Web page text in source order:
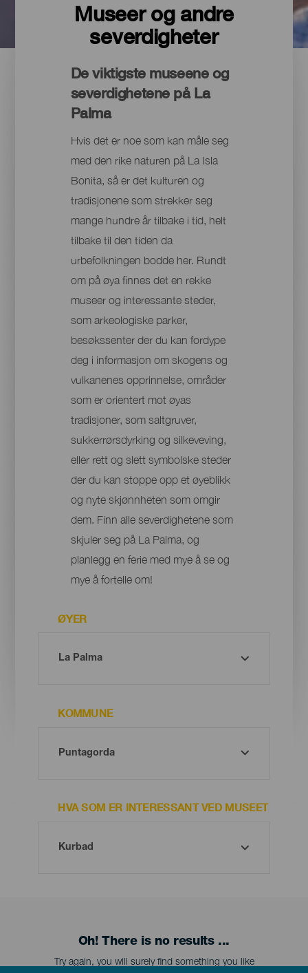
Museer og andre
severdigheter
De viktigste museene og
severdighetene på La
Palma
Hvis det er noe som kan måle seg
med den rike naturen på La Isla
Bonita, så er det kulturen og
tradisjonene som strekker seg
mange hundre år tilbake i tid, helt
tilbake til den tiden da
urbefolkningen bodde her. Rundt
om på øya finnes det en rekke
museer og interessante steder,
som arkeologiske parker,
besøkssenter der du kan fordype
deg i informasjon om skogens og
vulkanenes opprinnelse, områder
som er orientert mot øyas
tradisjoner, som saltgruver,
sukkerrørsdyrking og silkeveving,
eller rett og slett symbolske steder
der du kan stoppe opp et øyeblikk
og nyte skjønnheten som omgir
dem. Finn alle severdighetene som
skjuler seg på La Palma, og
planlegg en ferie med mye å se og
mye å fortelle om!
ØYER
KOMMUNE
HVA SOM ER INTERESSANT VED MUSEET
Oh! There is no results ...
Try again, you will surely find something you like